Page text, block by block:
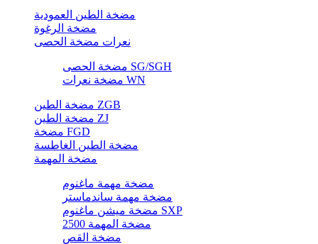
مضخة الطين العمودية
مضخة الرغوة
نعرات مضخة الحصى
مضخة الحصى SG/SGH
مضخة نعرات WN
مضخة الطين ZGB
مضخة الطين ZJ
مضخة FGD
مضخة الطين الغاطسة
مضخة المهمة
مضخة مهمة ماغنوم
مضخة مهمة ساندماستر
مضخة ميشن ماغنوم SXP
مضخة المهمة 2500
مضخة القص